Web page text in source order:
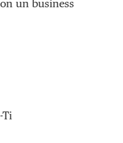
un business
Ti